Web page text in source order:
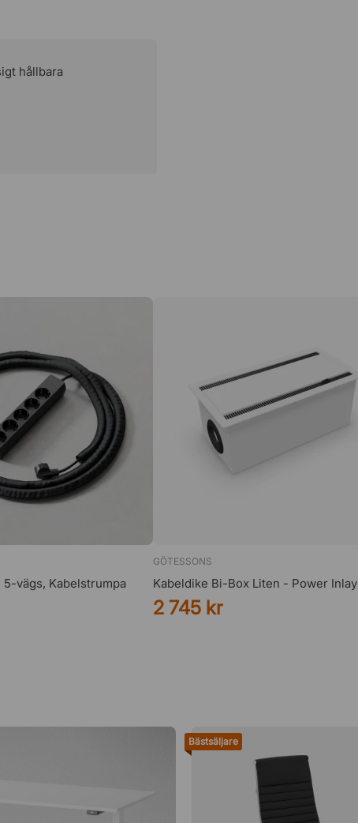
per stol.
hållbara
vägs, Kabelstrumpa
GÖTESSONS
Kabeldike Bi-Box Liten - Power Inlay
2 745 kr
Bästsäljare